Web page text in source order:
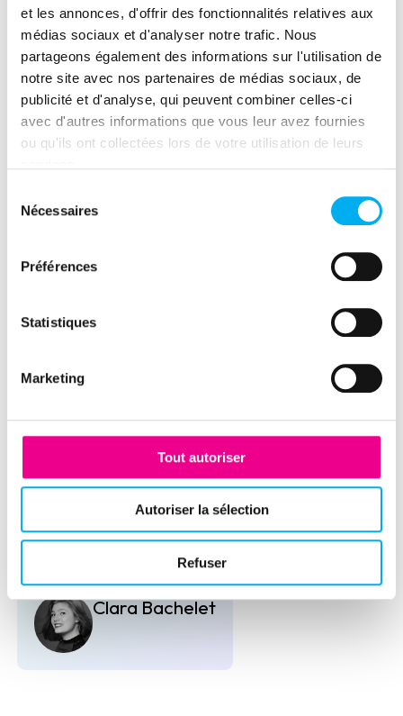
et les annonces, d'offrir des fonctionnalités relatives aux
médias sociaux et d'analyser notre trafic. Nous
partageons également des informations sur l'utilisation de
notre site avec nos partenaires de médias sociaux, de
publicité et d'analyse, qui peuvent combiner celles-ci
avec d'autres informations que vous leur avez fournies
ou qu'ils ont collectées lors de votre utilisation de leurs
Nécessaires
Préférences
Statistiques
Marketing
Tout autoriser
Autoriser la sélection
Refuser
d’Ellisphere.
Consulter ces publications
(nouvelle fenêtre) (nouvelle fenêtre)
(nouvelle fenêtre)
(nouvelle
Publié par
Clara Bachelet